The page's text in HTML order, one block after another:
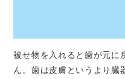
被せ物を入れると歯が元に
ん。歯は皮膚というより臓